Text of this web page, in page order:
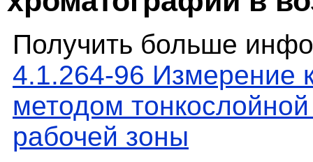
Получить больше
4.1.264-96 Измерение
методом
рабочей зоны